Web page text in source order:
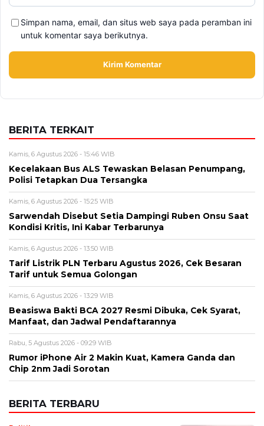
Alamat email tidak akan dipublikasikan. Kolom wajib ditandai *.
Komentar*
Nama*